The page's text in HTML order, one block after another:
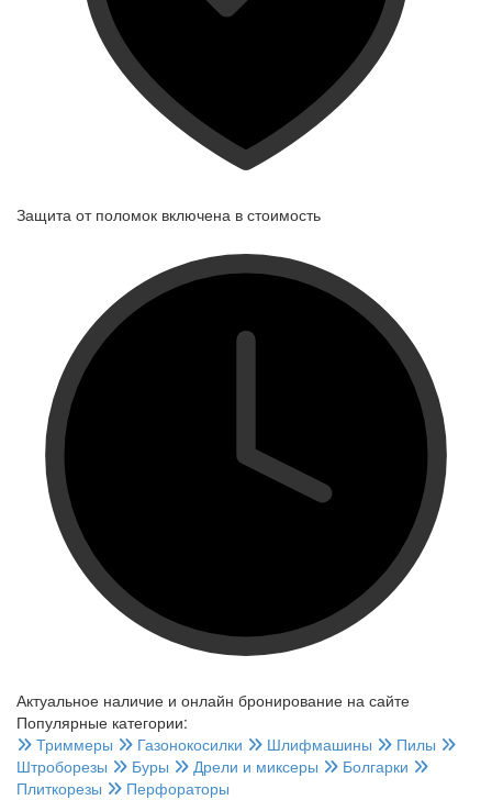
Защита от поломок включена в стоимость
Актуальное наличие и онлайн бронирование на сайте
Популярные категории:
Триммеры
Газонокосилки Шлифмашины
Пилы
Штроборезы
Буры Дрели и миксеры
Болгарки
Плиткорезы
Перфораторы